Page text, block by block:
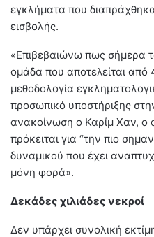
εγκλήματα που
εισβολής.
«Επιβεβαιώνω πως σήμερα
ομάδα που αποτελείται από
μεθοδολογία
προσωπικό υποστήριξης
ανακοίνωση ο Καρίμ Χαν, ο
πρόκειται για “την πιο
δυναμικού που έχει
μόνη φορά».
Δεκάδες χιλιάδες νεκροί
Δεν υπάρχει συνολική